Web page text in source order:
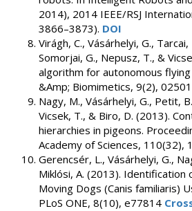
2014), 2014 IEEE/RSJ
3866–3873). DOI
Virágh, C., Vásárhelyi, G.,
Somorjai, G., Nepusz, T., &
algorithm for autonomous
&Amp; Biomimetics, 9(2),
Nagy, M., Vásárhelyi, G., Petit,
Vicsek, T., & Biro, D. (2013).
hierarchies in pigeons.
Academy of Sciences, 110(32),
Gerencsér, L., Vásárhelyi, G.,
Miklósi, A. (2013). Identification
Moving Dogs (Canis familiaris)
PLoS ONE, 8(10), e77814